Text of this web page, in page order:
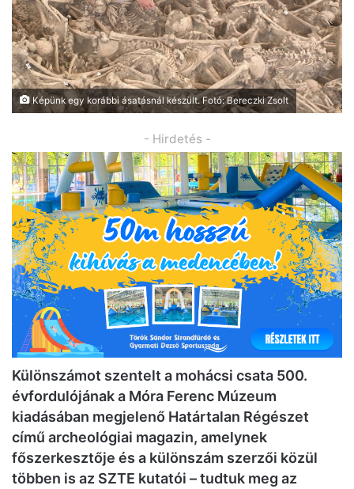
Képünk egy korábbi ásatásnál készült. Fotó: Bereczki Zsolt
- Hirdetés -
Különszámot szentelt a mohácsi csata 500.
évfordulójának a Móra Ferenc Múzeum
kiadásában megjelenő Határtalan Régészet
című archeológiai magazin, amelynek
főszerkesztője és a különszám szerzői közül
többen is az SZTE kutatói – tudtuk meg az